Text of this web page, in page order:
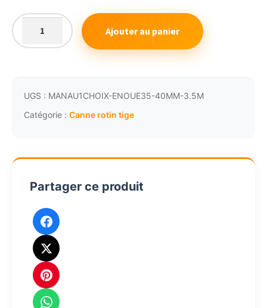
quantité
de
de
rotin
40mm
Ajouter au panier
UGS : MANAU1CHOIX-ENOUE35-40MM-3.5M
Catégorie : Canne rotin tige
Partager ce produit